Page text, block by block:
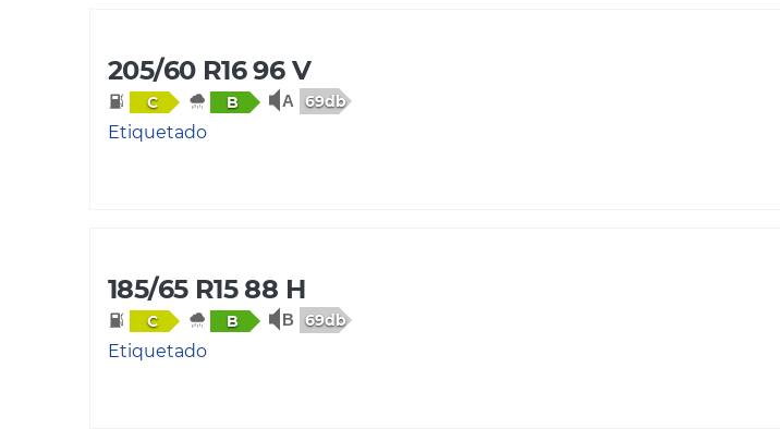
205/60 R16 96 V
C B 69db
Etiquetado
185/65 R15 88 H
C B 69db
Etiquetado